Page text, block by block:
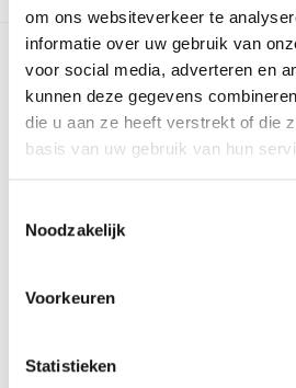
om ons websiteverkeer te
informatie over uw gebruik van
voor social media, adverteren en
kunnen deze gegevens
die u aan ze heeft verstrekt of die
basis van uw gebruik van hun
Noodzakelijk
Voorkeuren
Statistieken
Meer